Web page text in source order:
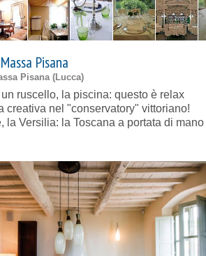
Pisana
Pisana (Lucca)
ruscello, la piscina: questo è relax
creativa nel "conservatory" vittoriano!
la Versilia: la Toscana a portata di mano